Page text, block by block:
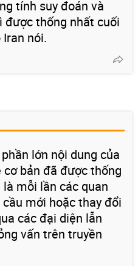
tính suy đoán và
được thống nhất cuối
Iran nói.
lớn nội dung của
bản đã được thống
mỗi lần các quan
mới hoặc thay đổi
các đại diện lẫn
vấn trên truyền